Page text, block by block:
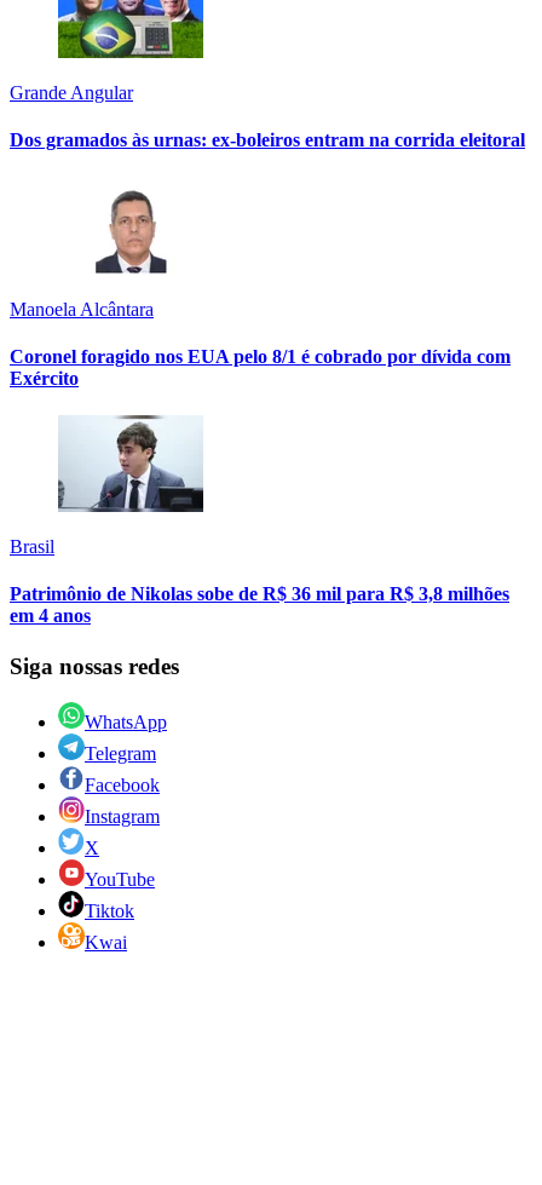
Grande Angular
Dos gramados às urnas: ex-boleiros entram na corrida eleitoral
Manoela Alcântara
Coronel foragido nos EUA pelo 8/1 é cobrado por dívida com
Exército
Brasil
Patrimônio de Nikolas sobe de R$ 36 mil para R$ 3,8 milhões
em 4 anos
Siga nossas redes
WhatsApp
Telegram
Facebook
Instagram
X
YouTube
Tiktok
Kwai